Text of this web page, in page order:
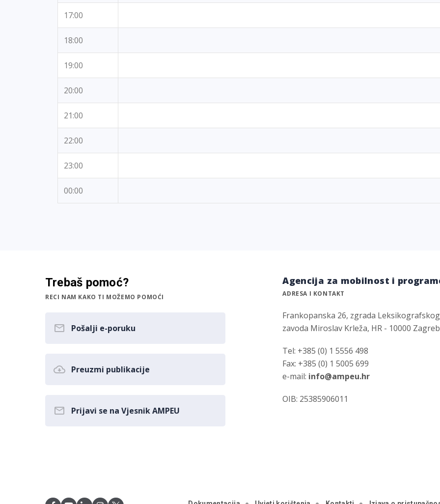
17:00
18:00
19:00
20:00
21:00
22:00
23:00
00:00
Trebaš pomoć?
RECI NAM KAKO TI MOŽEMO POMOĆI
Pošalji e-poruku
Preuzmi publikacije
Prijavi se na Vjesnik AMPEU
Agencija za mobilnost i
ADRESA I KONTAKT
Frankopanska 26, zgrada Leksikografskog
zavoda Miroslav Krleža, HR - 10000 Zagreb
Tel: +385 (0) 1 5556 498
Fax: +385 (0) 1 5005 699
e-mail: info@ampeu.hr
OIB: 25385906011